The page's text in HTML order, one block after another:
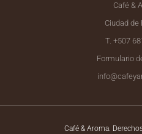
Café &
Ciudad de
T. +507
Formulario
Café & Aroma.